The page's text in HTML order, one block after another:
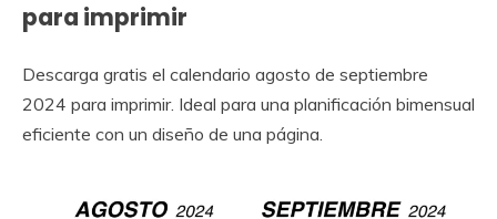
para imprimir
Descarga gratis el calendario agosto de septiembre
2024 para imprimir. Ideal para una planificación bimensual
eficiente con un diseño de una página.